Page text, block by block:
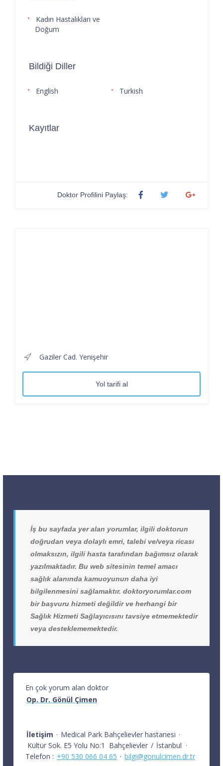
Kadın Hastalıkları ve
Doğum
Bildiği Diller
English Turkish
Kayıtlar
Doktor Profilini Paylaş:
Gaziler Cad. Yenişehir
Yol tarifi al
İş bu sayfada yer alan yorumlar, ilgili doktorun
doğrudan veya dolaylı emri, talebi ve/veya ricası
olmaksızın, ilgili hasta tarafından bağımsız olarak
yazılmaktadır. Bu web sitesinin temel amacı
sağlık alanında kamuoyunun daha iyi
bilgilenmesini sağlamaktır. doktoryorumlar.com
bir başvuru hizmeti değildir ve herhangi bir
Sağlık Hizmeti Sağlayıcısını tavsiye etmemektedir
veya desteklememektedir.
En çok yorum alan doktor
Op. Dr. Gönül Çimen
İletişim · Medical Park Bahçelievler hastanesi ·
Kültür Sok. E5 Yolu No:1
Bahçelievler / İstanbul ·
Telefon : +90 530 066 04 65 · bilgi@gonulcimen.dr.tr